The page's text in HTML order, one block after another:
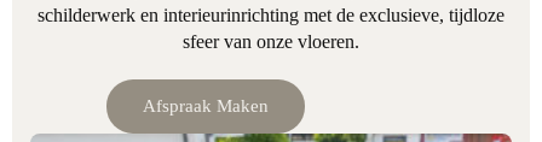
schilderwerk en interieurinrichting met de exclusieve, tijdloze
sfeer van onze vloeren.
Afspraak Maken